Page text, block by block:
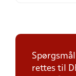
rettes til